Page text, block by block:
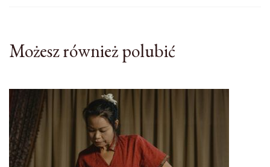
Możesz również polubić